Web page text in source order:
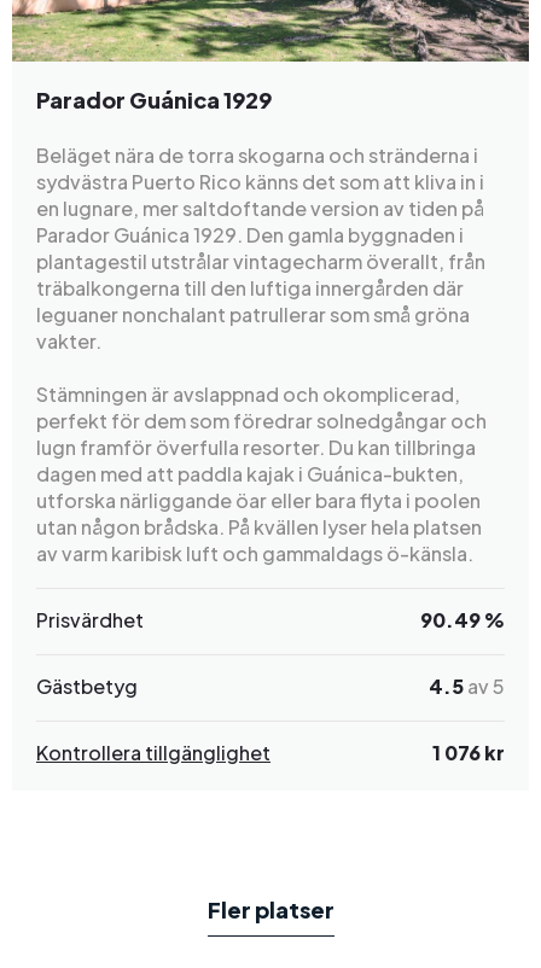
Parador Guánica 1929
Beläget nära de torra skogarna och stränderna i
sydvästra Puerto Rico känns det som att kliva in i
en lugnare, mer saltdoftande version av tiden på
Parador Guánica 1929. Den gamla byggnaden i
plantagestil utstrålar vintagecharm överallt, från
träbalkongerna till den luftiga innergården där
leguaner nonchalant patrullerar som små gröna
vakter.
Stämningen är avslappnad och okomplicerad,
perfekt för dem som föredrar solnedgångar och
lugn framför överfulla resorter. Du kan tillbringa
dagen med att paddla kajak i Guánica-bukten,
utforska närliggande öar eller bara flyta i poolen
utan någon brådska. På kvällen lyser hela platsen
av varm karibisk luft och gammaldags ö-känsla.
Prisvärdhet 90.49 %
Gästbetyg 4.5av 5
Kontrollera tillgänglighet 1 076 kr
Fler platser